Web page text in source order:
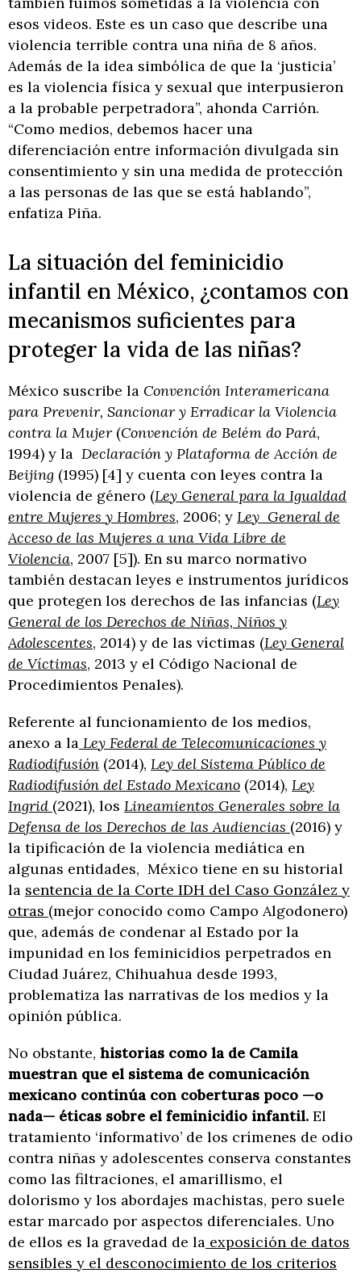
esos videos. Este es un caso que describe una
violencia terrible contra una niña de 8 años.
Además de la idea simbólica de que la ‘justicia’
es la violencia física y sexual que interpusieron
a la probable perpetradora”, ahonda Carrión.
“Como medios, debemos hacer una
diferenciación entre información divulgada sin
consentimiento y sin una medida de protección
a las personas de las que se está hablando”,
enfatiza Piña.
La situación del feminicidio
infantil en México, ¿contamos con
mecanismos suficientes para
proteger la vida de las niñas?
México suscribe la Convención Interamericana
para Prevenir, Sancionar y Erradicar la Violencia
contra la Mujer (Convención de Belém do Pará,
1994) y la Declaración y Plataforma de Acción de
Beijing (1995) [4] y cuenta con leyes contra la
violencia de género (Ley General para la Igualdad
entre Mujeres y Hombres, 2006; y Ley General de
Acceso de las Mujeres a una Vida Libre de
Violencia, 2007 [5]). En su marco normativo
también destacan leyes e instrumentos jurídicos
que protegen los derechos de las infancias (Ley
General de los Derechos de Niñas, Niños y
Adolescentes, 2014) y de las víctimas (Ley General
de Víctimas, 2013 y el Código Nacional de
Procedimientos Penales).
Referente al funcionamiento de los medios,
anexo a la Ley Federal de Telecomunicaciones y
Radiodifusión (2014), Ley del Sistema Público de
Radiodifusión del Estado Mexicano (2014), Ley
Ingrid (2021), los Lineamientos Generales sobre la
Defensa de los Derechos de las Audiencias (2016) y
la tipificación de la violencia mediática en
algunas entidades, México tiene en su historial
la sentencia de la Corte IDH del Caso González y
otras (mejor conocido como Campo Algodonero)
que, además de condenar al Estado por la
impunidad en los feminicidios perpetrados en
Ciudad Juárez, Chihuahua desde 1993,
problematiza las narrativas de los medios y la
opinión pública.
No obstante, historias como la de Camila
muestran que el sistema de comunicación
mexicano continúa con coberturas poco —o
nada— éticas sobre el feminicidio infantil. El
tratamiento ‘informativo’ de los crímenes de odio
contra niñas y adolescentes conserva constantes
como las filtraciones, el amarillismo, el
dolorismo y los abordajes machistas, pero suele
estar marcado por aspectos diferenciales. Uno
de ellos es la gravedad de la exposición de datos
sensibles y el desconocimiento de los criterios